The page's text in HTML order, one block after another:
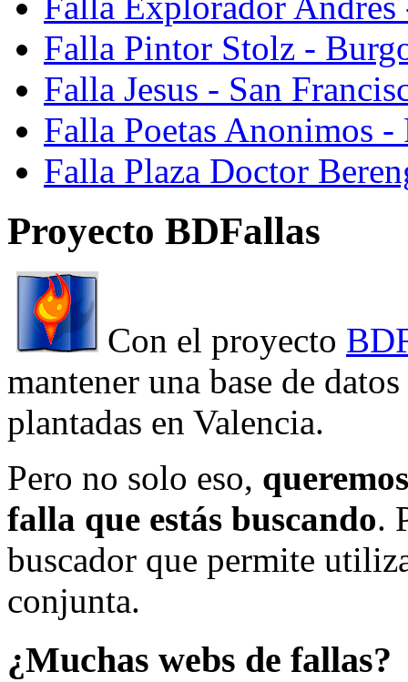
Falla Pintor Stolz -
Falla Jesus - San
Falla Poetas Anonimos
Falla Plaza Doctor
Proyecto BDFallas
Con el proyecto
mantener una base de
plantadas en Valencia.
Pero no solo eso,
falla que estás buscando.
buscador que permite
conjunta.
¿Muchas webs de fallas?